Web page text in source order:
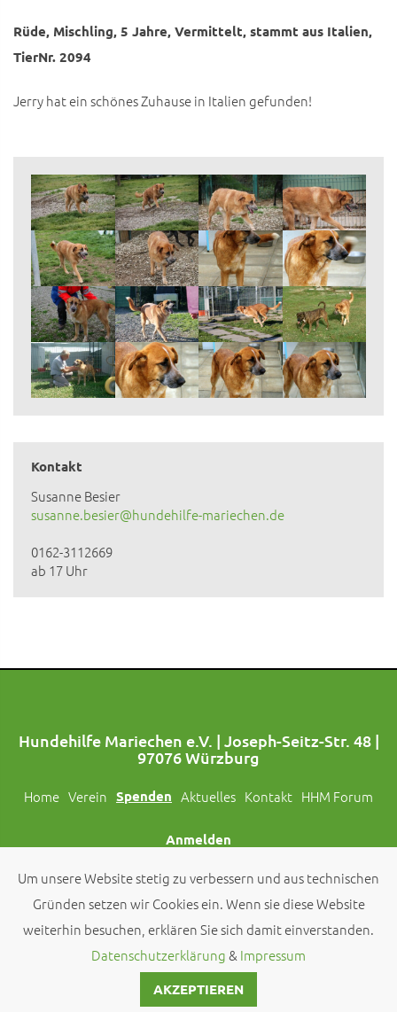
Rüde, Mischling, 5 Jahre, Vermittelt, stammt aus Italien,
TierNr. 2094
Jerry hat ein schönes Zuhause in Italien gefunden!
Kontakt
Susanne Besier
susanne.besier@hundehilfe-mariechen.de
0162-3112669
ab 17 Uhr
Hundehilfe Mariechen e.V. | Joseph-Seitz-Str. 48 |
97076 Würzburg
Home Verein Spenden Aktuelles Kontakt HHM Forum
Anmelden
Folgt uns auch auf Social Media!
© 2026 byHundehilfe Mariechen e.V.
Um unsere Website stetig zu verbessern und aus technischen
Gründen setzen wir Cookies ein. Wenn sie diese Website
weiterhin besuchen, erklären Sie sich damit einverstanden.
Datenschutzerklärung& Impressum
AKZEPTIEREN